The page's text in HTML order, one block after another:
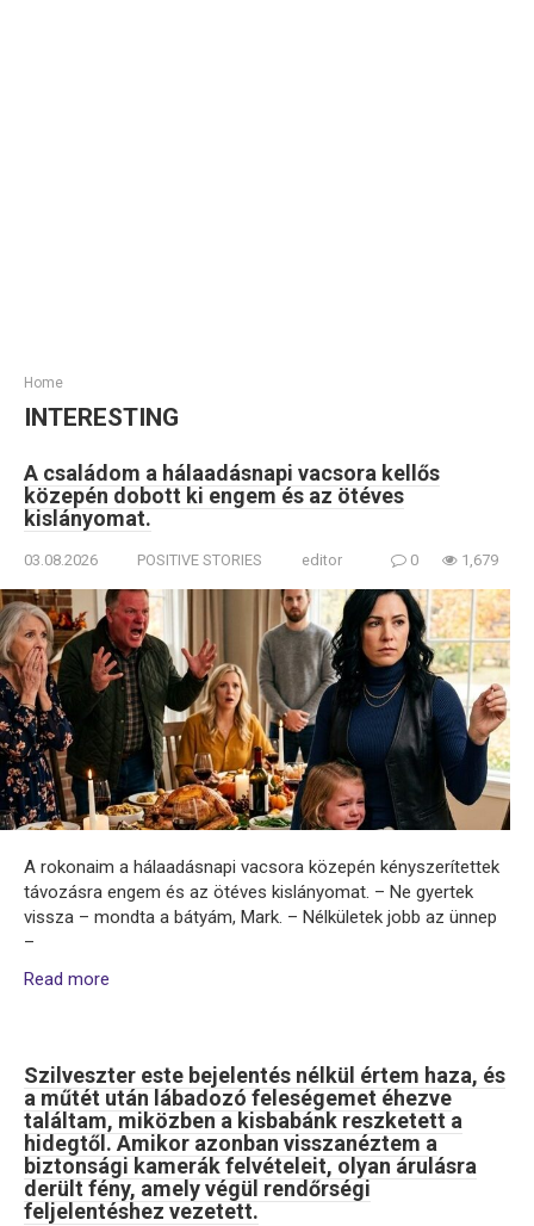
Home
INTERESTING
A családom a hálaadásnapi vacsora kellős
közepén dobott ki engem és az ötéves
kislányomat.
03.08.2026 POSITIVE STORIES editor 0 1,679
A rokonaim a hálaadásnapi vacsora közepén kényszerítettek
távozásra engem és az ötéves kislányomat. – Ne gyertek
vissza – mondta a bátyám, Mark. – Nélkületek jobb az ünnep
–
Read more
Szilveszter este bejelentés nélkül értem haza, és
a műtét után lábadozó feleségemet éhezve
találtam, miközben a kisbabánk reszketett a
hidegtől. Amikor azonban visszanéztem a
biztonsági kamerák felvételeit, olyan árulásra
derült fény, amely végül rendőrségi
feljelentéshez vezetett.